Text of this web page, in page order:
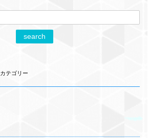
search
カテゴリー